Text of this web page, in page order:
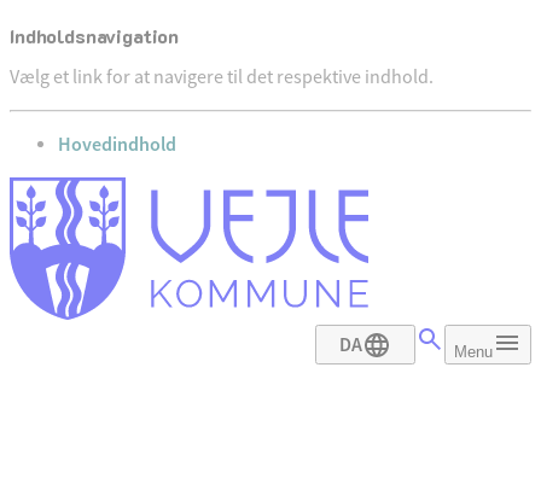
Indholdsnavigation
Vælg et link for at navigere til det respektive indhold.
gå til
Hovedindhold
DA Menu